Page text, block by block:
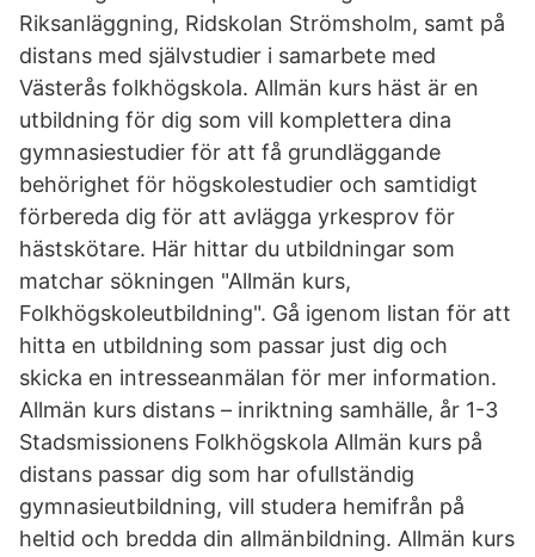
Riksanläggning, Ridskolan Strömsholm, samt på
distans med självstudier i samarbete med
Västerås folkhögskola. Allmän kurs häst är en
utbildning för dig som vill komplettera dina
gymnasiestudier för att få grundläggande
behörighet för högskolestudier och samtidigt
förbereda dig för att avlägga yrkesprov för
hästskötare. Här hittar du utbildningar som
matchar sökningen "Allmän kurs,
Folkhögskoleutbildning". Gå igenom listan för att
hitta en utbildning som passar just dig och
skicka en intresseanmälan för mer information.
Allmän kurs distans – inriktning samhälle, år 1-3
Stadsmissionens Folkhögskola Allmän kurs på
distans passar dig som har ofullständig
gymnasieutbildning, vill studera hemifrån på
heltid och bredda din allmänbildning. Allmän kurs